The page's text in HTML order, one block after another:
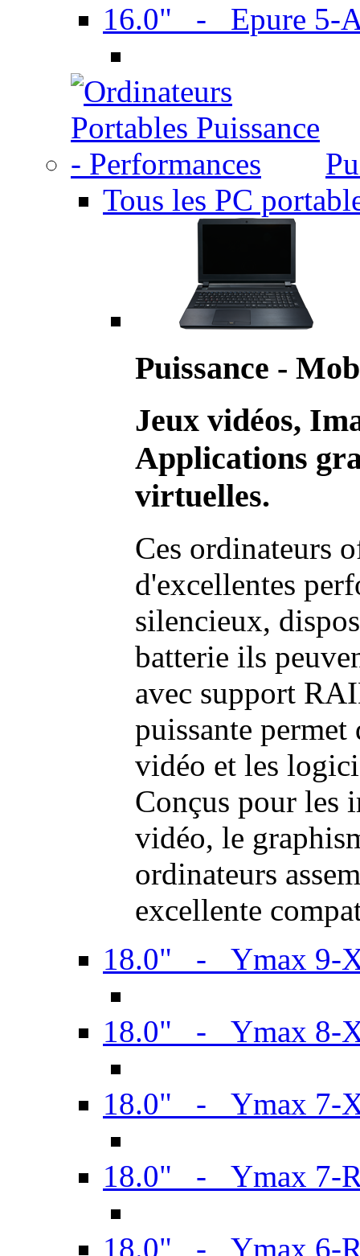
16.0" - Epure 5-
Tous les PC
Puissance -
Jeux vidéos,
Applications
virtuelles.
Ces ordinateurs
d'excellentes
silencieux,
batterie ils
avec support
puissante permet
vidéo et les
Conçus pour les
vidéo, le
ordinateurs
excellente
18.0" - Ymax 9-
18.0" - Ymax 8-
18.0" - Ymax 7-
18.0" - Ymax 7-
18.0" - Ymax 6-